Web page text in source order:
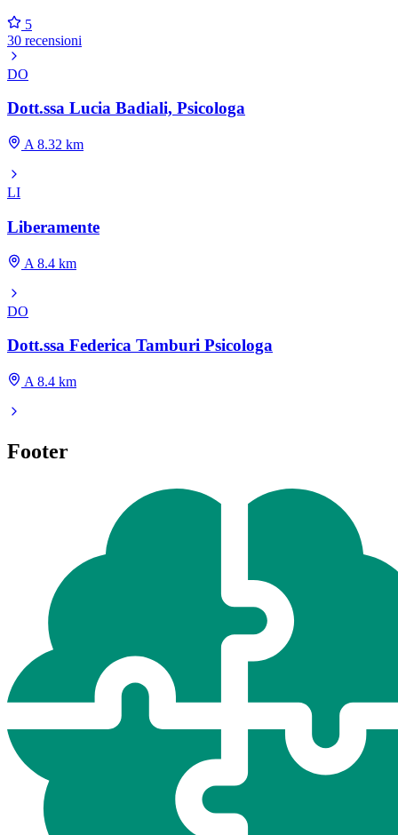
5
30 recensioni
DO
Dott.ssa Lucia Badiali, Psicologa
A 8.32 km
LI
Liberamente
A 8.4 km
DO
Dott.ssa Federica Tamburi Psicologa
A 8.4 km
Footer